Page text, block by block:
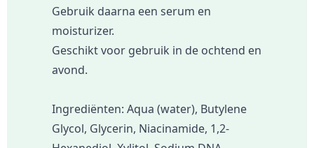
Gebruik daarna een serum en
moisturizer.
Geschikt voor gebruik in de ochtend en
avond.
Ingrediënten: Aqua (water), Butylene
Glycol, Glycerin, Niacinamide, 1,2-